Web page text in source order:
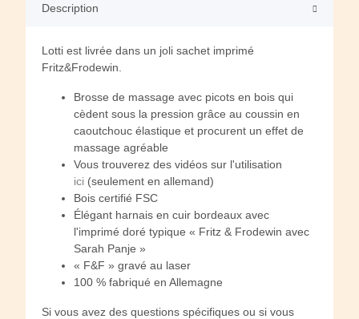
Description
Lotti est livrée dans un joli sachet imprimé
Fritz&Frodewin.
Brosse de massage avec picots en bois qui
cèdent sous la pression grâce au coussin en
caoutchouc élastique et procurent un effet de
massage agréable
Vous trouverez des vidéos sur l'utilisation
ici (seulement en allemand)
Bois certifié FSC
Élégant harnais en cuir bordeaux avec
l'imprimé doré typique « Fritz & Frodewin avec
Sarah Panje »
« F&F » gravé au laser
100 % fabriqué en Allemagne
Si vous avez des questions spécifiques ou si vous